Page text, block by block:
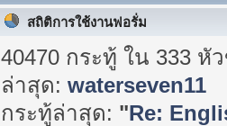
Centerสถิติการใช้งานฟอรั่ม
40470 กระทู้ ใน 333
ล่าสุด:waterseven11
กระทู้ล่าสุด: "Re: